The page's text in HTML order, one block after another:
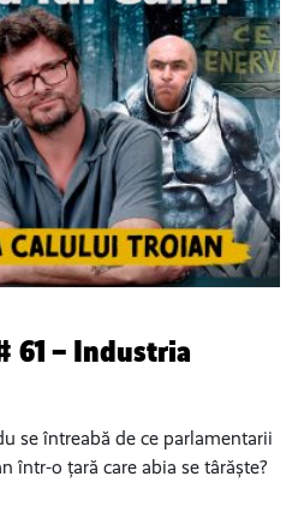
61 – Industria
se întreabă de ce parlamentarii
într-o țară care abia se târăște?